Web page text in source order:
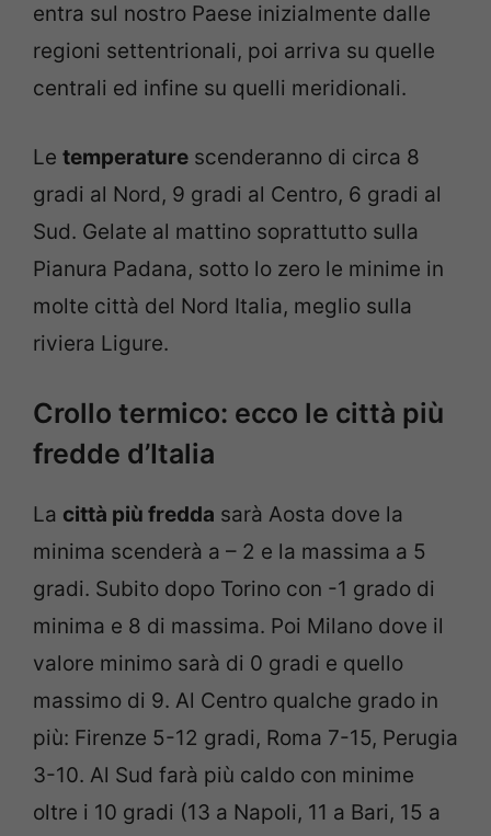
entra sul nostro Paese inizialmente dalle
regioni settentrionali, poi arriva su quelle
centrali ed infine su quelli meridionali.
Le temperature scenderanno di circa 8
gradi al Nord, 9 gradi al Centro, 6 gradi al
Sud. Gelate al mattino soprattutto sulla
Pianura Padana, sotto lo zero le minime in
molte città del Nord Italia, meglio sulla
riviera Ligure.
Crollo termico: ecco le città più
fredde d’Italia
La città più fredda sarà Aosta dove la
minima scenderà a – 2 e la massima a 5
gradi. Subito dopo Torino con -1 grado di
minima e 8 di massima. Poi Milano dove il
valore minimo sarà di 0 gradi e quello
massimo di 9. Al Centro qualche grado in
più: Firenze 5-12 gradi, Roma 7-15, Perugia
3-10. Al Sud farà più caldo con minime
oltre i 10 gradi (13 a Napoli, 11 a Bari, 15 a